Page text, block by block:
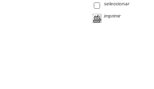
seleccionar
imprimir